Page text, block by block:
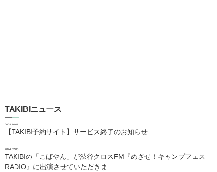
TAKIBIニュース
2024.10.01
【TAKIBI予約サイト】サービス終了のお知らせ
2024.02.06
TAKIBIの「こばやん」が渋谷クロスFM『めざせ！キャンプフェス
RADIO』に出演させていただきま…